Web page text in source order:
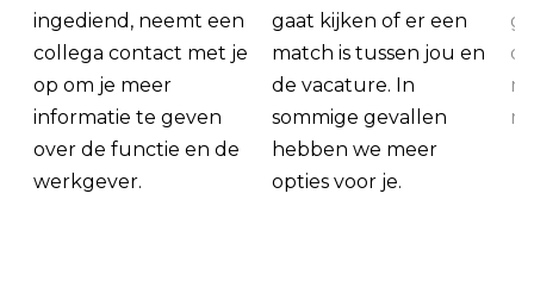
ingediend, neemt een
collega contact met je
op om je meer
informatie te geven
over de functie en de
werkgever.
gaat kijken of er een
match is tussen jou en
de vacature. In
sommige gevallen
hebben we meer
opties voor je.